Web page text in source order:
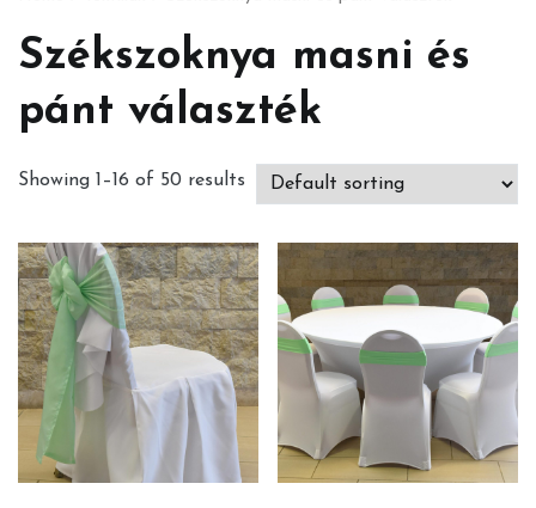
Székszoknya masni és
pánt választék
Showing 1–16 of 50 results